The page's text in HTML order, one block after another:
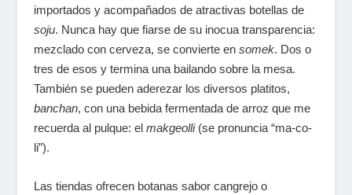
importados y acompañados de atractivas botellas de
soju. Nunca hay que fiarse de su inocua transparencia:
mezclado con cerveza, se convierte en somek. Dos o
tres de esos y termina una bailando sobre la mesa.
También se pueden aderezar los diversos platitos,
banchan, con una bebida fermentada de arroz que me
recuerda al pulque: el makgeolli(se pronuncia “ma-co-
li”).
Las tiendas ofrecen botanas sabor cangrejo o